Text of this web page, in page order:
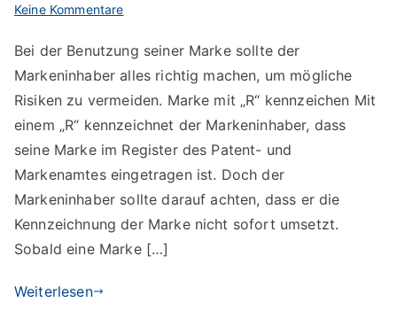
Keine Kommentarezu
wirklich
auch
richtig
benutzen
Bei der Benutzung seiner Marke sollte der
Markeninhaber alles richtig machen, um mögliche
Risiken zu vermeiden. Marke mit „R“ kennzeichen Mit
einem „R“ kennzeichnet der Markeninhaber, dass
seine Marke im Register des Patent- und
Markenamtes eingetragen ist. Doch der
Markeninhaber sollte darauf achten, dass er die
Kennzeichnung der Marke nicht sofort umsetzt.
Sobald eine Marke […]
Weiterlesen